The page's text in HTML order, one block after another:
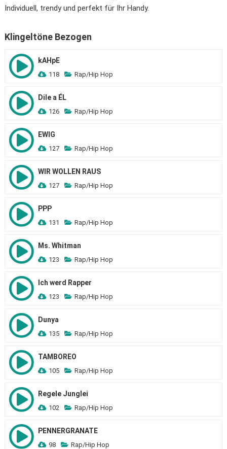
Individuell, trendy und perfekt für Ihr Handy.
Klingeltöne Bezogen
kAHpE
118 Rap/Hip Hop
Dile a ÉL
126 Rap/Hip Hop
EWIG
127 Rap/Hip Hop
WIR WOLLEN RAUS
127 Rap/Hip Hop
PPP
131 Rap/Hip Hop
Ms. Whitman
123 Rap/Hip Hop
Ich werd Rapper
123 Rap/Hip Hop
Dunya
135 Rap/Hip Hop
TAMBOREO
105 Rap/Hip Hop
Regele Junglei
102 Rap/Hip Hop
PENNERGRANATE
98 Rap/Hip Hop